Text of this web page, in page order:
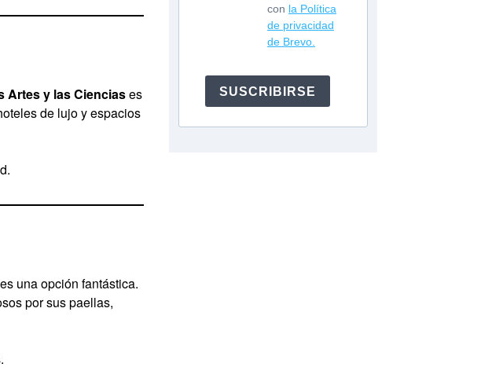
Artes y las Cienciases
de lujo y espacios
es una opción fantástica.
por sus paellas,
con la Política
de privacidad
de Brevo.
SUSCRIBIRSE